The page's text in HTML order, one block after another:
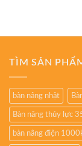
TÌM SẢN
bàn nâng nhật
Bàn nâng thủy lực
bàn nâng điện